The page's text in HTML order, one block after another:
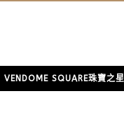
VENDOME SQUARE珠寶之星